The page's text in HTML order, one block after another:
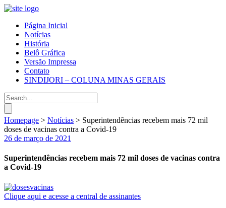
Página Inicial
Notícias
História
Belô Gráfica
Versão Impressa
Contato
SINDIJORI – COLUNA MINAS GERAIS
Homepage > Notícias > Superintendências recebem mais 72 mil
doses de vacinas contra a Covid-19
26 de março de 2021
Superintendências recebem mais 72 mil doses de vacinas contra
a Covid-19
Clique aqui e acesse a central de assinantes